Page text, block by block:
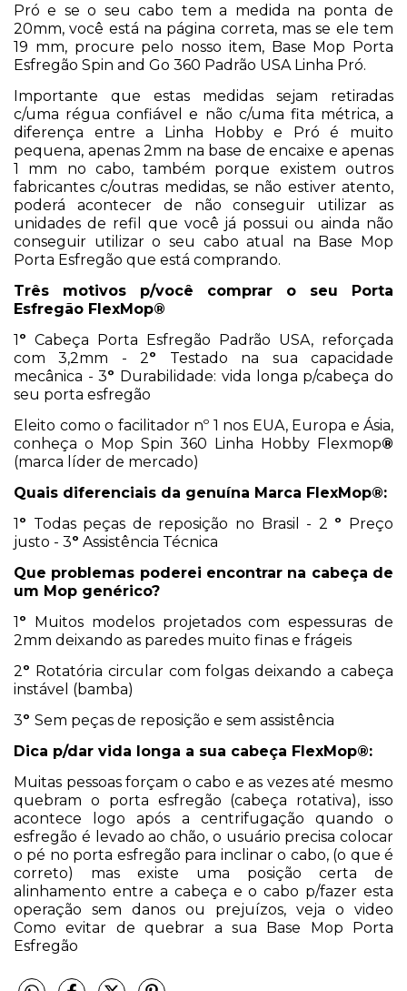
Pró e se o seu cabo tem a medida na ponta de
20mm, você está na página correta, mas se ele tem
19 mm, procure pelo nosso item, Base Mop Porta
Esfregão Spin and Go 360 Padrão USA Linha Pró.
Importante que estas medidas sejam retiradas
c/uma régua confiável e não c/uma fita métrica, a
diferença entre a Linha Hobby e Pró é muito
pequena, apenas 2mm na base de encaixe e apenas
1 mm no cabo, também porque existem outros
fabricantes c/outras medidas, se não estiver atento,
poderá acontecer de não conseguir utilizar as
unidades de refil que você já possui ou ainda não
conseguir utilizar o seu cabo atual na Base Mop
Porta Esfregão que está comprando.
Três motivos p/você comprar o seu Porta
Esfregão FlexMop®
1 º Cabeça Porta Esfregão Padrão USA, reforçada
com 3,2mm - 2º Testado na sua capacidade
mecânica - 3º Durabilidade: vida longa p/cabeça do
seu porta esfregão
Eleito como o facilitador nº 1 nos EUA, Europa e Ásia,
conheça o Mop Spin 360 Linha Hobby Flexmop®
(marca líder de mercado)
Quais diferenciais da genuína Marca FlexMop®:
1 º Todas peças de reposição no Brasil - 2 º Preço
justo - 3º Assistência Técnica
Que problemas poderei encontrar na cabeça de
um Mop genérico?
1 º Muitos modelos projetados com espessuras de
2mm deixando as paredes muito finas e frágeis
2º Rotatória circular com folgas deixando a cabeça
instável (bamba)
3º Sem peças de reposição e sem assistência
Dica p/dar vida longa a sua cabeça FlexMop®:
Muitas pessoas forçam o cabo e as vezes até mesmo
quebram o porta esfregão (cabeça rotativa), isso
acontece logo após a centrifugação quando o
esfregão é levado ao chão, o usuário precisa colocar
o pé no porta esfregão para inclinar o cabo, (o que é
correto) mas existe uma posição certa de
alinhamento entre a cabeça e o cabo p/fazer esta
operação sem danos ou prejuízos, veja o video
Como evitar de quebrar a sua Base Mop Porta
Esfregão